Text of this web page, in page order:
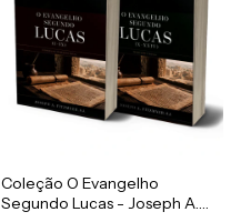
Coleção O Evangelho
Segundo Lucas - Joseph A.